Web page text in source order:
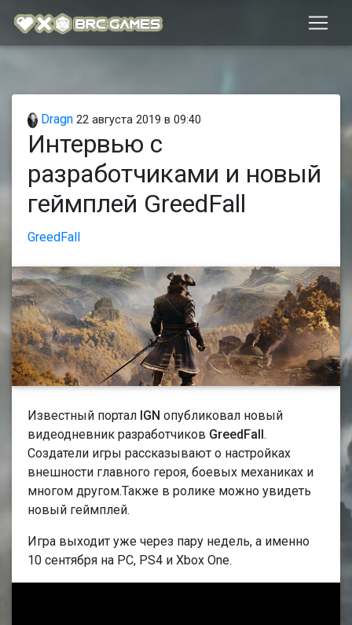
Dragn 22 августа 2019 в 09:40
Интервью с
разработчиками и новый
геймплей GreedFall
GreedFall
Известный портал IGN опубликовал новый
видеодневник разработчиков GreedFall.
Создатели игры рассказывают о настройках
внешности главного героя, боевых механиках и
многом другом.Также в ролике можно увидеть
новый геймплей.
Игра выходит уже через пару недель, а именно
10 сентября на PC, PS4 и Xbox One.